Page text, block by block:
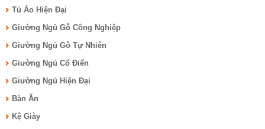
Tủ Áo Hiện Đại
Giường Ngủ Gỗ Công Nghiệp
Giường Ngủ Gỗ Tự Nhiên
Giường Ngủ Cổ Điển
Giường Ngủ Hiện Đại
Bàn Ăn
Kệ Giày